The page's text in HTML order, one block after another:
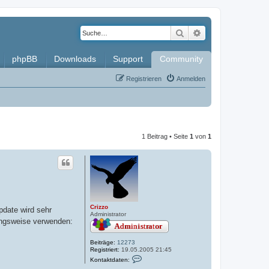
Suche
phpBB Downloads Support Community
Anmelden
Registrieren
1 Beitrag • Seite 1 von 1
Crizzo
Administrator
Beiträge: 12273
Registriert: 19.05.2005 21:45
Kontaktdaten:
wird sehr
verwenden: